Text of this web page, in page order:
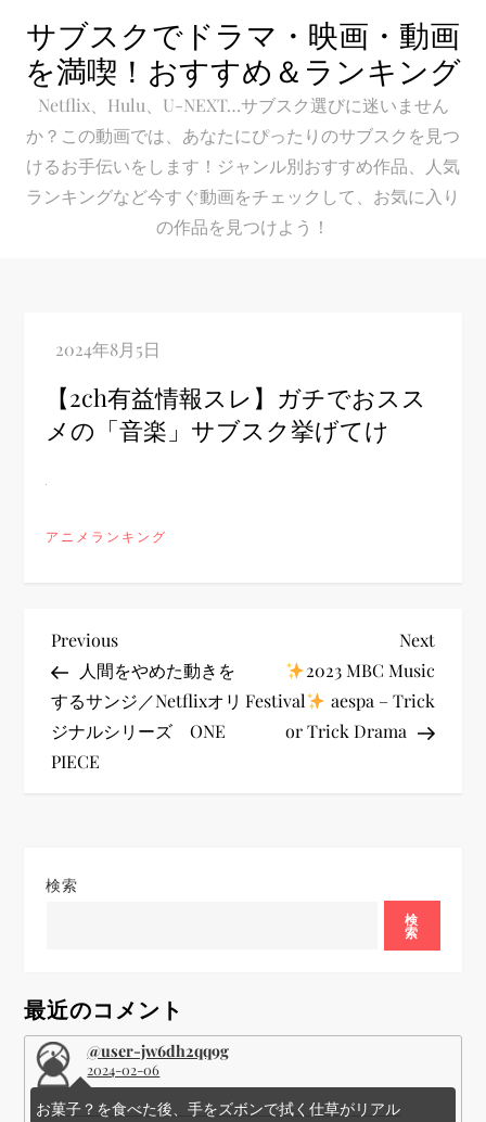
content
サブスクでドラマ・映画・動画
を満喫！おすすめ＆ランキング
Netflix、Hulu、U-NEXT…サブスク選びに迷いません
か？この動画では、あなたにぴったりのサブスクを見つ
けるお手伝いをします！ジャンル別おすすめ作品、人気
ランキングなど今すぐ動画をチェックして、お気に入り
の作品を見つけよう！
【2ch有益情報スレ】ガチでおスス
メの「音楽」サブスク挙げてけ
アニメランキング
投
稿
ナ
ー
ョ
ン
Previous
Post
Previous
人間をやめた動きを
するサンジ／Netflixオリ
ジナルシリーズ ONE
PIECE
Next
Post
Next
2023 MBC Music
Festival
aespa – Trick
or Trick Drama
検索
検
索
最近のコメント
@user-jw6dh2qq9g
2024-02-06
お菓子？を食べた後、手をズボンで拭く仕草がリアル